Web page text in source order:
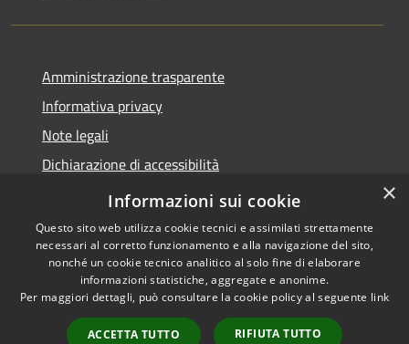
Amministrazione trasparente
Informativa privacy
Note legali
Dichiarazione di accessibilità
Moduli Privacy Amministrazione trasparente
Accessibilità
Copyright © 2026 • Comune di
Limana • Powered by
Municipium•
Accesso
×
Informazioni sui cookie
Questo sito web utilizza cookie tecnici e assimilati strettamente
necessari al corretto funzionamento e alla navigazione del sito,
nonché un cookie tecnico analitico al solo fine di elaborare
informazioni statistiche, aggregate e anonime.
Per maggiori dettagli, può consultare la cookie policy al seguente link
ACCETTA TUTTO RIFIUTA TUTTO